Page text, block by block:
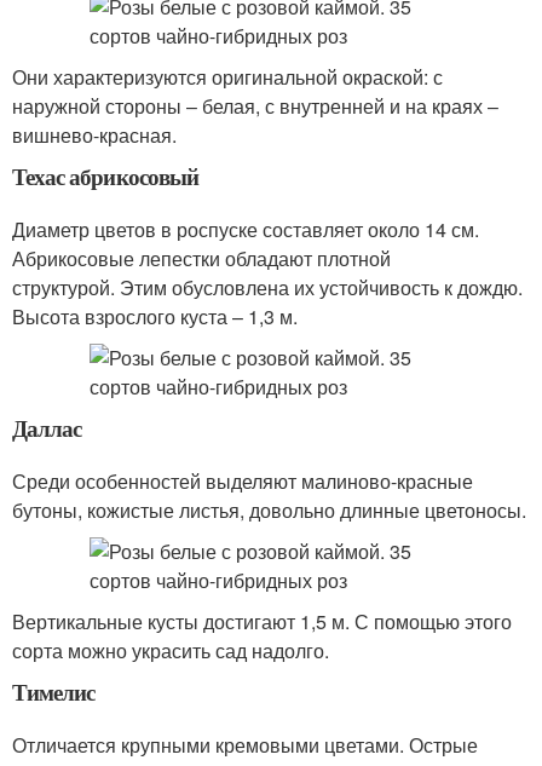
Они характеризуются оригинальной окраской: с
наружной стороны – белая, с внутренней и на краях –
вишнево-красная.
Техас абрикосовый
Диаметр цветов в роспуске составляет около 14 см.
Абрикосовые лепестки обладают плотной
структурой. Этим обусловлена их устойчивость к дождю.
Высота взрослого куста – 1,3 м.
Даллас
Среди особенностей выделяют малиново-красные
бутоны, кожистые листья, довольно длинные цветоносы.
Вертикальные кусты достигают 1,5 м. С помощью этого
сорта можно украсить сад надолго.
Тимелис
Отличается крупными кремовыми цветами. Острые